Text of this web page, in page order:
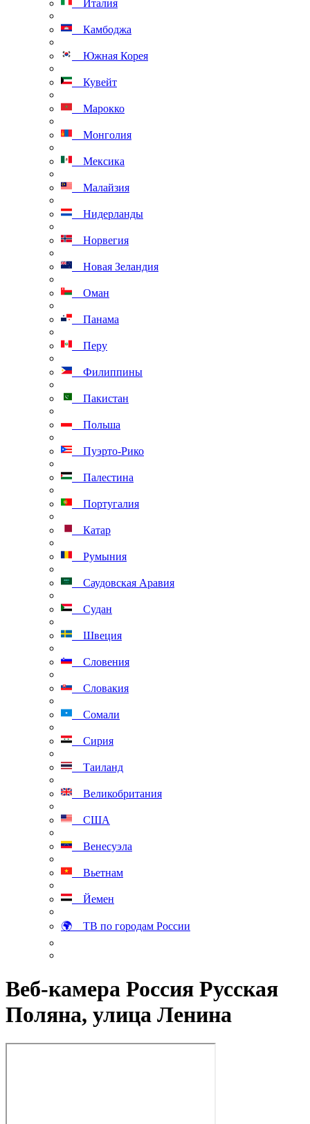
Италия
Камбоджа
Южная Корея
Кувейт
Марокко
Монголия
Мексика
Малайзия
Нидерланды
Норвегия
Новая Зеландия
Оман
Панама
Перу
Филиппины
Пакистан
Польша
Пуэрто-Рико
Палестина
Португалия
Катар
Румыния
Саудовская Аравия
Судан
Швеция
Словения
Словакия
Сомали
Сирия
Таиланд
Великобритания
США
Венесуэла
Вьетнам
Йемен
🌍 ТВ по городам России
Веб-камера Россия Русская
Поляна, улица Ленина